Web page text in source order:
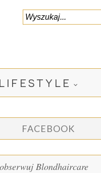
LIFESTYLE
FACEBOOK
obserwuj Blondhaircare